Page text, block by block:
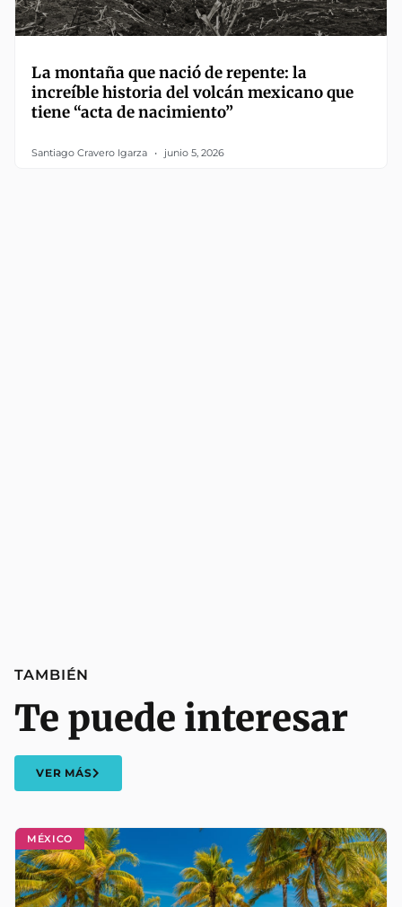
La montaña que nació de repente: la
increíble historia del volcán mexicano que
tiene “acta de nacimiento”
Santiago Cravero Igarza junio 5, 2026
MÉXICO
TAMBIÉN
Te puede interesar
VER MÁS